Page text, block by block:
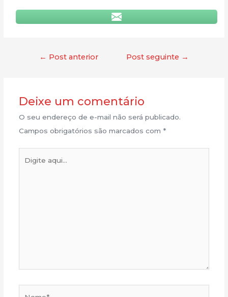
← Post anterior Post seguinte →
Deixe um comentário
O seu endereço de e-mail não será publicado.
Campos obrigatórios são marcados com *